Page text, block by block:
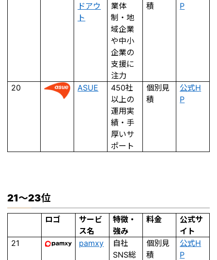
ドアウ
ト
業体
制・地
域企業
や中小
企業の
支援に
注力
積
P
20 ASUE
450社
以上の
運用実
績・手
厚いサ
ポート
個別見
積
公式H
P
21〜23位
ロゴ
サービ
ス名
特徴・
強み
料金
公式サ
イト
21
pamxy
自社
SNS総
個別見
積
公式H
P